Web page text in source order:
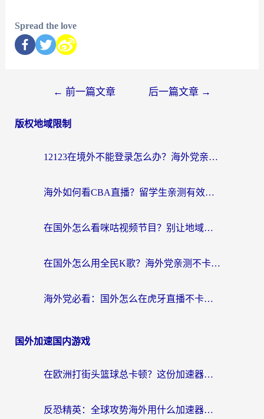
Spread the love
← 前一篇文章 后一篇文章 →
版权地域限制
12123在境外不能登录怎么办？海外党亲测有效的回国加速方案
海外如何看CBA直播？留学生亲测有效的体育赛事观看指南
在国外怎么看咪咕视频节目？别让地域限制挡住你的追剧自由
在国外怎么用全民K歌？海外党亲测不卡顿的回国加速秘籍
海外党必看：国外怎么在虎牙直播不卡顿？附腾讯视频网易云音乐解决方案
国外加速国内游戏
在欧洲打街头篮球总卡顿？这份加速器选择指南帮你解决延迟难题
反恐精英：全球攻势海外用什么加速器登录？海外党国服游戏畅玩指南